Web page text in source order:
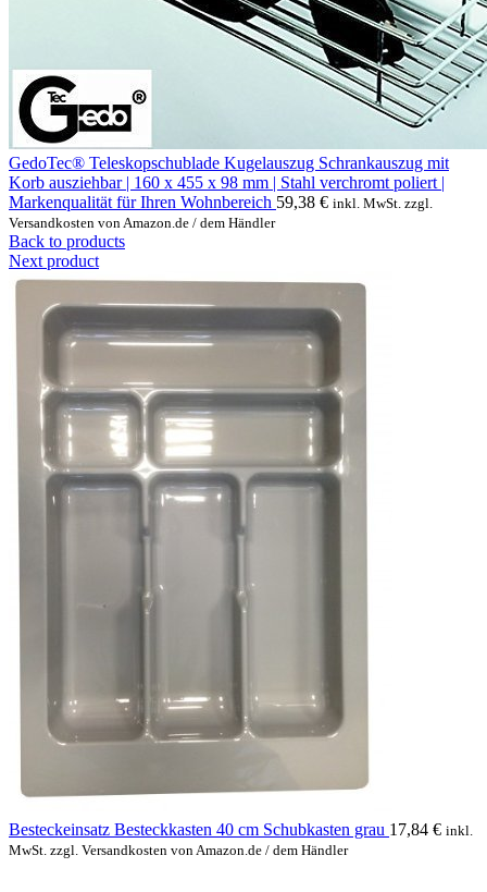
GedoTec® Teleskopschublade Kugelauszug Schrankauszug mit
Korb ausziehbar | 160 x 455 x 98 mm | Stahl verchromt poliert |
Markenqualität für Ihren Wohnbereich 59,38 € inkl. MwSt. zzgl.
Versandkosten von Amazon.de / dem Händler
Back to products
Next product
Besteckeinsatz Besteckkasten 40 cm Schubkasten grau 17,84 € inkl.
MwSt. zzgl. Versandkosten von Amazon.de / dem Händler